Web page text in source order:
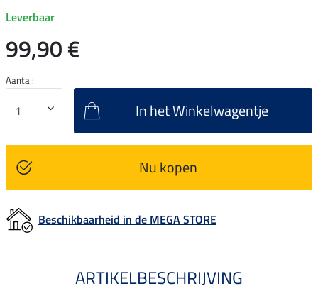
Leverbaar
99,90 €
Aantal:
In het Winkelwagentje
Nu kopen
Beschikbaarheid in de MEGA STORE
ARTIKELBESCHRIJVING